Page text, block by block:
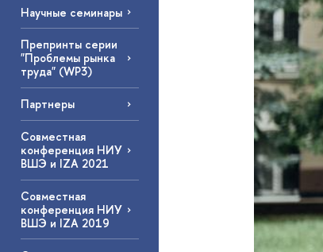
Научные семинары
Препринты серии
"Проблемы рынка
труда" (WP3)
Партнеры
Совместная
конференция НИУ
ВШЭ и IZA 2021
Совместная
конференция НИУ
ВШЭ и IZA 2019